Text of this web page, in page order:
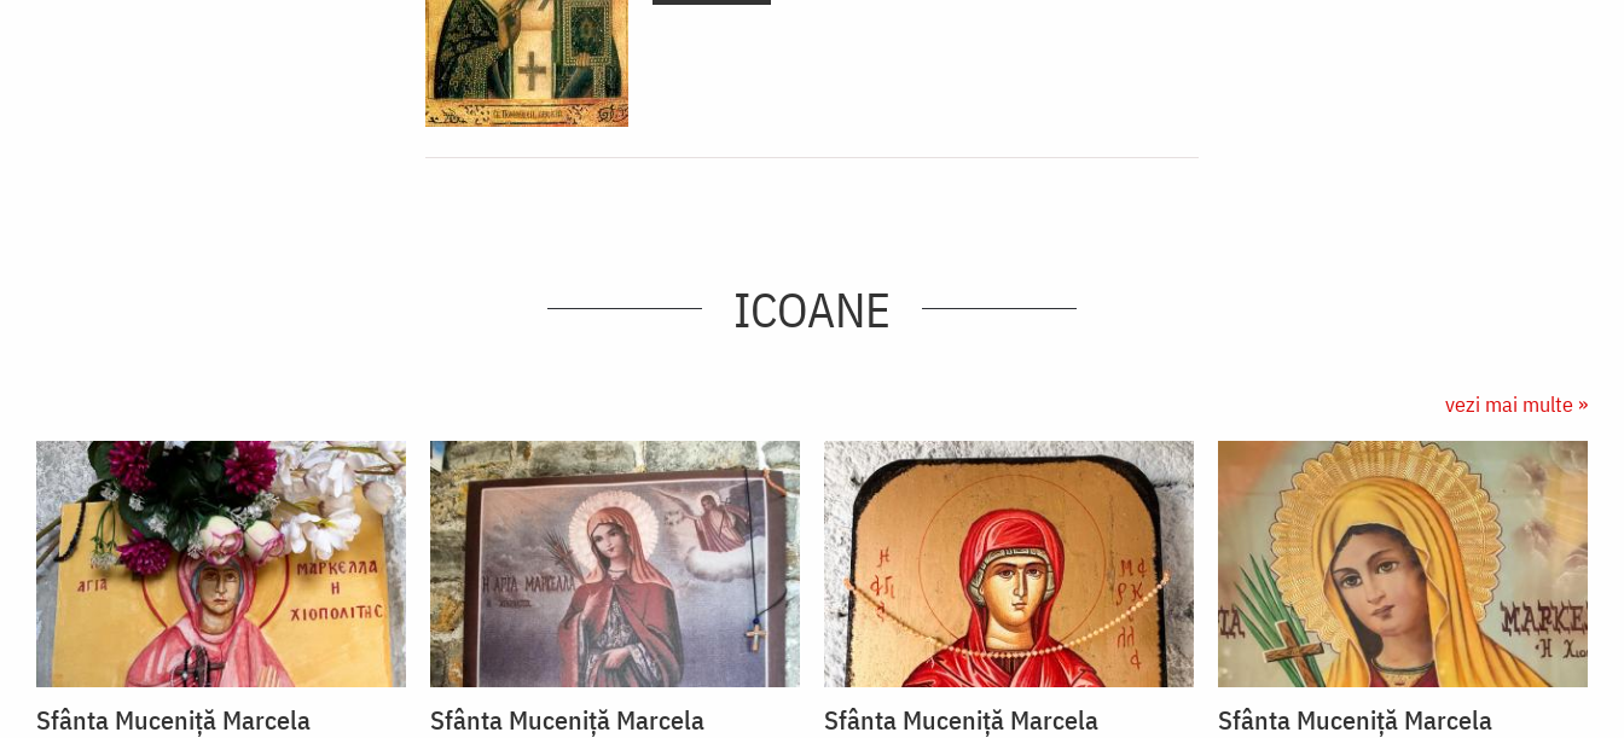
ICOANE
vezi mai multe »
Sfânta Muceniță Marcela Sfânta Muceniță Marcela Sfânta Muceniță Marcela Sfânta Muceniță Marcela